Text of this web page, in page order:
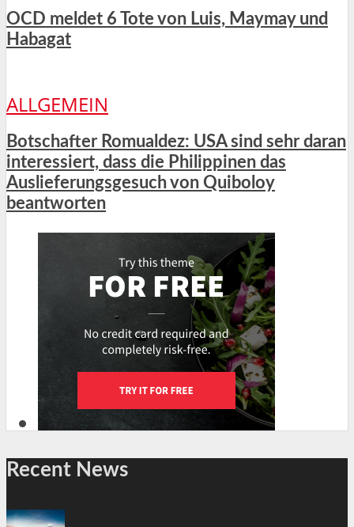
OCD meldet 6 Tote von Luis, Maymay und
Habagat
ALLGEMEIN
Botschafter Romualdez: USA sind sehr daran
interessiert, dass die Philippinen das
Auslieferungsgesuch von Quiboloy
beantworten
Recent News